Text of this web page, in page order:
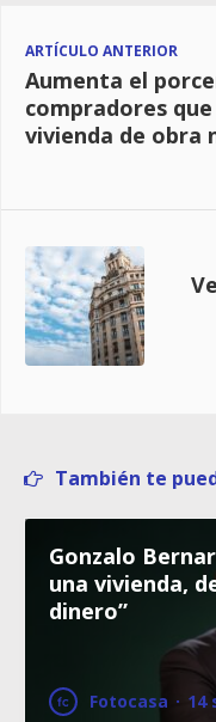
ARTÍCULO ANTERIOR
Aumenta el
compradores
vivienda de obra
También te
Gonzalo
una vivienda,
dinero”
Fotocasa · 14